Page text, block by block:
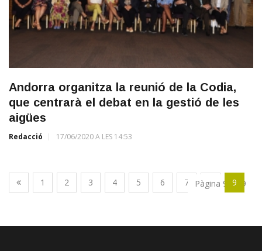
Andorra organitza la reunió de la Codia,
que centrarà el debat en la gestió de les
aigües
Redacció 17/06/2020 A LES 14:53
1 2 3 4 5 6 7 8 9
Pàgina 9 de 9